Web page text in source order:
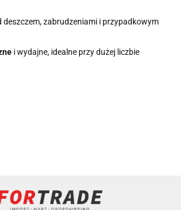
deszczem, zabrudzeniami i przypadkowym
i wydajne, idealne przy dużej liczbie